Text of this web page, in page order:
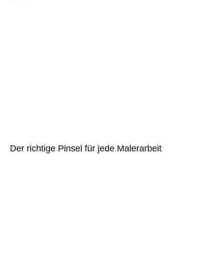
Der richtige Pinsel für jede Malerarbeit